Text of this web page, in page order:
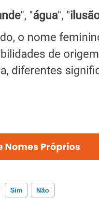
Sim Não